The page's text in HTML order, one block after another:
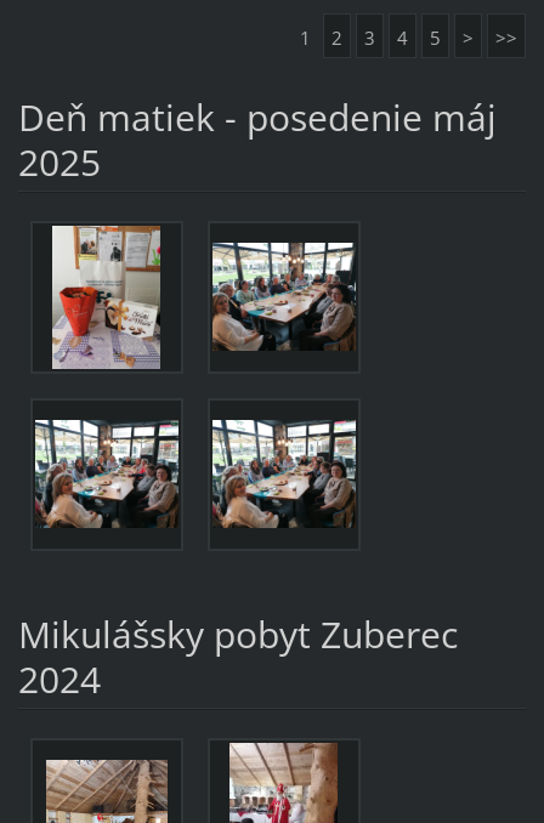
1 2 3 4 5 > >>
Deň matiek - posedenie máj
2025
Mikulášsky pobyt Zuberec
2024